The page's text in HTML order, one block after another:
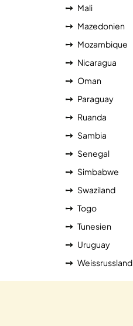
Mali
Mazedonien
Mozambique
Nicaragua
Oman
Paraguay
Ruanda
Sambia
Senegal
Simbabwe
Swaziland
Togo
Tunesien
Uruguay
Weissrussland